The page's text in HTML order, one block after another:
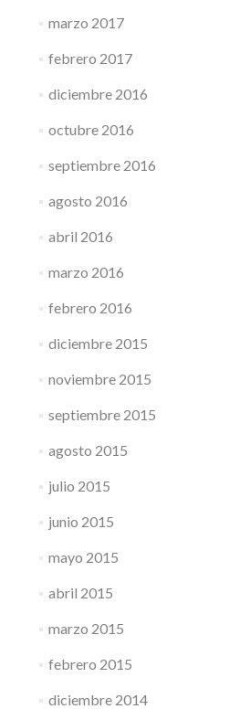
marzo 2017
febrero 2017
diciembre 2016
octubre 2016
septiembre 2016
agosto 2016
abril 2016
marzo 2016
febrero 2016
diciembre 2015
noviembre 2015
septiembre 2015
agosto 2015
julio 2015
junio 2015
mayo 2015
abril 2015
marzo 2015
febrero 2015
diciembre 2014